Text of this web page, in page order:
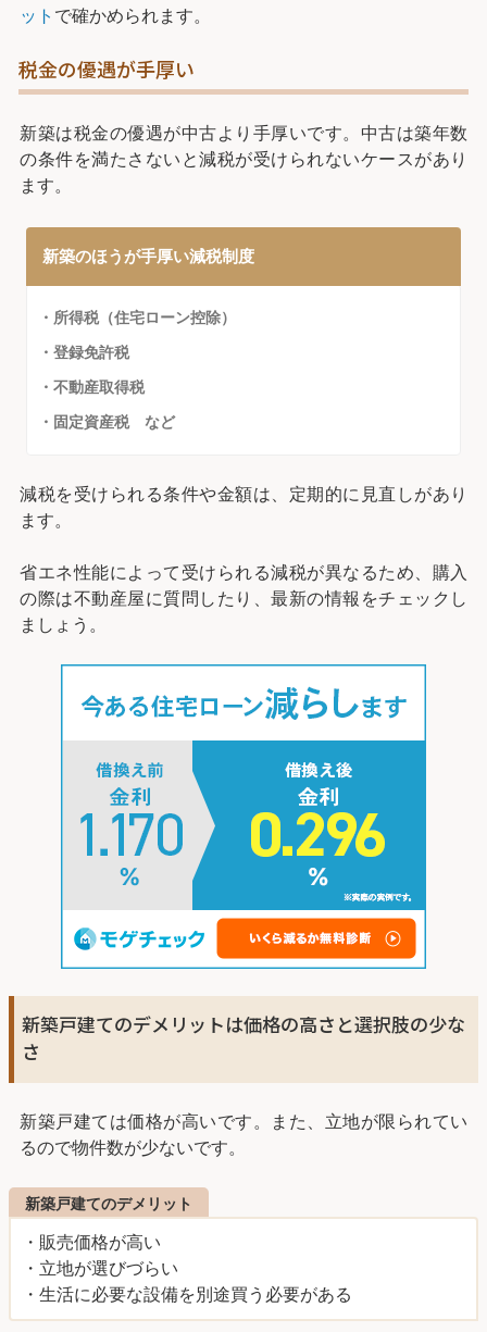
ット で確かめられます。
税金の優遇が手厚い
新築は税金の優遇が中古より手厚いです。中古は築年数
の条件を満たさないと減税が受けられないケースがあり
ます。
新築のほうが手厚い減税制度
・所得税（住宅ローン控除）
・登録免許税
・不動産取得税
・固定資産税 など
減税を受けられる条件や金額は、定期的に見直しがあり
ます。
省エネ性能によって受けられる減税が異なるため、購入
の際は不動産屋に質問したり、最新の情報をチェックし
ましょう。
新築戸建てのデメリットは価格の高さと選択肢の少な
さ
新築戸建ては価格が高いです。また、立地が限られてい
るので物件数が少ないです。
新築戸建てのデメリット
・販売価格が高い
・立地が選びづらい
・生活に必要な設備を別途買う必要がある